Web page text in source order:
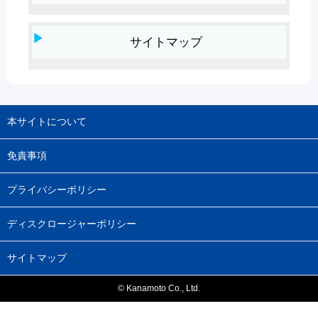
サイトマップ
本サイトについて
免責事項
プライバシーボリシー
ディスクロージャーポリシー
サイトマップ
© Kanamoto Co., Ltd.